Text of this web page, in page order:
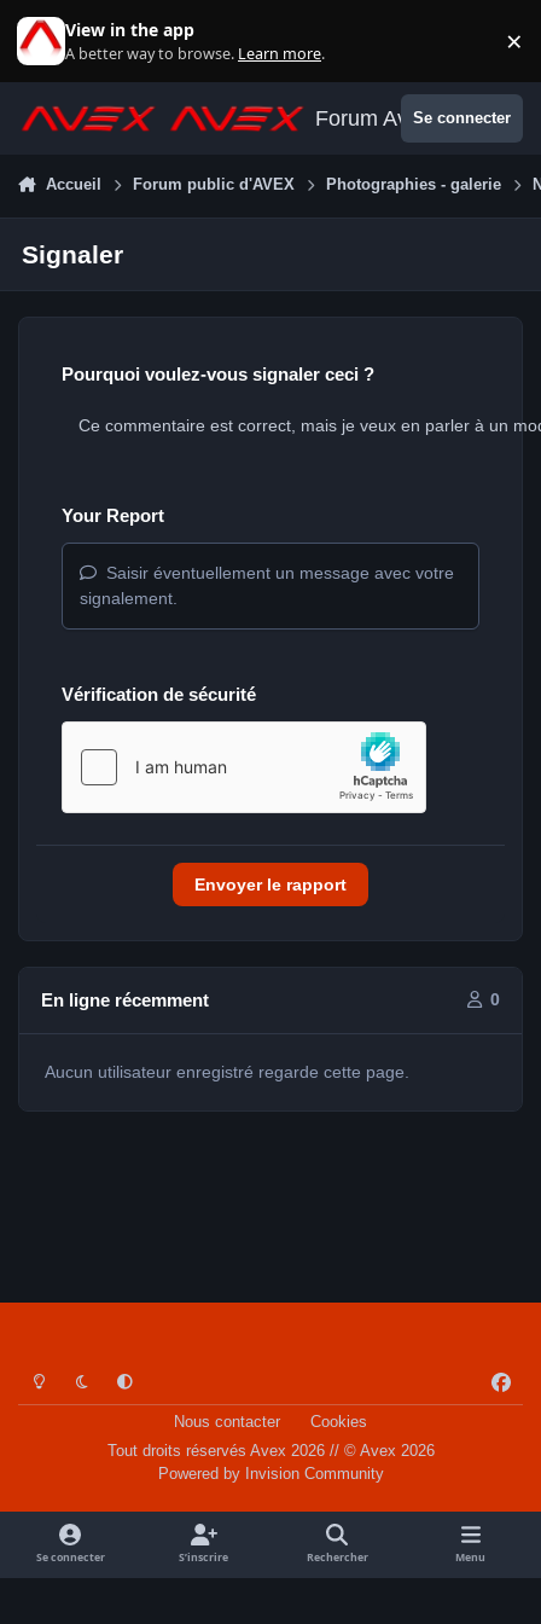
View in the app
A better way to browse. Learn more. ×
Forum AvexSe connecter
Accueil Forum public d'AVEX Photographies - galerie
Signaler
Pourquoi voulez-vous signaler ceci ?
Your Report
Saisir éventuellement un message avec votre
signalement.
Vérification de sécurité
Envoyer le rapport
En ligne récemment 0
Aucun utilisateur enregistré regarde cette page.
Light ModeDark ModeSystem Preference
a
o
k
Nous contacter
Cookies
Tout droits réservés Avex 2026 // © Avex 2026
Powered by Invision Community
Se connecter S’inscrire Rechercher Menu